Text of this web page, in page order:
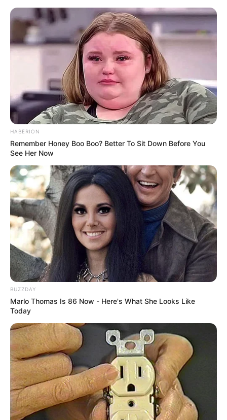
HABERION
Remember Honey Boo Boo? Better To Sit Down Before You
See Her Now
BUZZDAY
Marlo Thomas Is 86 Now - Here's What She Looks Like
Today